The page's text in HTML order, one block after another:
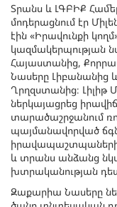
Տրանս և ԼԳԲԻՔ
մոդերացնում էր
էին «Իրավունքի
կազմակերպության
Հայաստանից,
Նասերը Լիբանանից
Ղրղզստանից։ Լիլիթ
ներկայացրեց
տարածաշրջանում
պայմանավորված
իրավապաշտպաների
և տրանս անձանց
խտրականության
Զաքարիա Նասերը